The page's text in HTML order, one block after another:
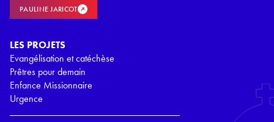
PAULINE JARICOT
LES PROJETS
Evangélisation et catéchèse
Prêtres pour demain
Enfance Missionnaire
Urgence